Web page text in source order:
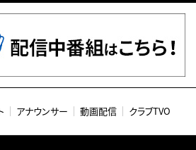
アナウンサー 動画配信 クラブTVO